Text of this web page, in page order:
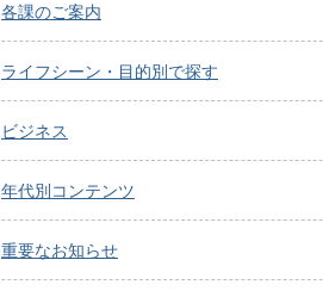
各課のご案内
ライフシーン・目的別で探す
ビジネス
年代別コンテンツ
重要なお知らせ